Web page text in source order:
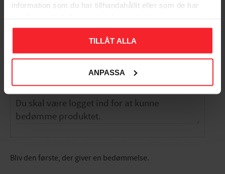
information som du har tillhandahållit eller som de har
TILLÅT ALLA
ANPASSA
Bliv den første, der giver en bedømmelse.
Gem som favorit